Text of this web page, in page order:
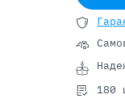
Gen10 Plus
180